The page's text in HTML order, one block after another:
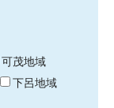
可茂地域
下呂地域